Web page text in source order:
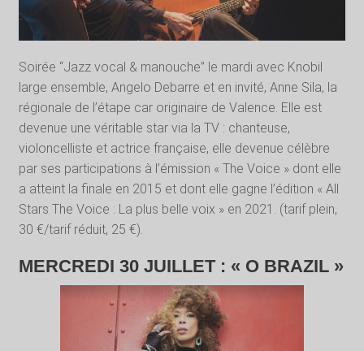
Soirée “Jazz vocal & manouche” le mardi avec Knobil
large ensemble, Angelo Debarre et en invité, Anne Sila, la
régionale de l’étape car originaire de Valence. Elle est
devenue une véritable star via la TV : chanteuse,
violoncelliste et actrice française, elle devenue célèbre
par ses participations à l’émission « The Voice » dont elle
a atteint la finale en 2015 et dont elle gagne l’édition « All
Stars The Voice : La plus belle voix » en 2021. (tarif plein,
30 €/tarif réduit, 25 €).
MERCREDI 30 JUILLET : « O BRAZIL »